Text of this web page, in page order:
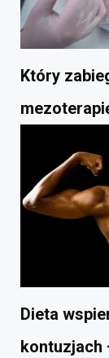
Który
Dieta
kontuzjach